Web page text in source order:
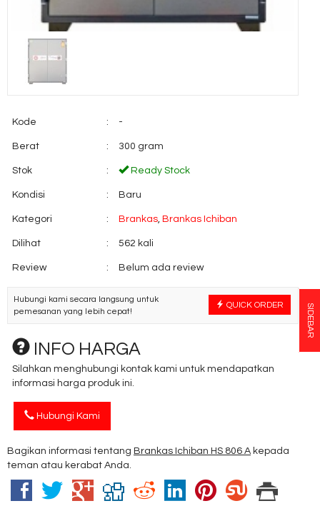
Kode : -
Berat : 300 gram
Stok : Ready Stock
Kondisi : Baru
Kategori : Brankas Brankas Ichiban
Dilihat : 562 kali
Review : Belum ada review
QUICK ORDER
Hubungi kami secara langsung untuk
pemesanan yang lebih cepat!
INFO HARGA
Silahkan menghubungi kontak kami untuk mendapatkan
informasi harga produk ini.
Hubungi Kami
Bagikan informasi tentang Brankas Ichiban HS 806 A kepada
teman atau kerabat Anda.
SIDEBAR